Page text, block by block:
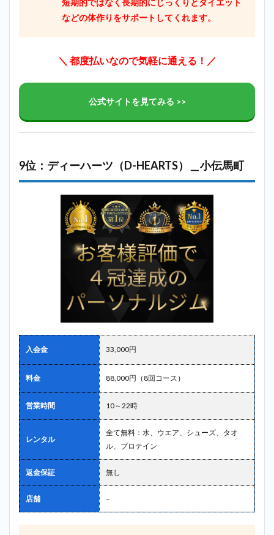
短期的ではなく長期的にじっくりとダイエット
などの体作りをサポートしてくれます。
＼ 都度払いなので気軽に通える！／
公式サイトを見てみる >>
9位：ディーハーツ（D-HEARTS）＿小伝馬町
入会金 33,000円
料金 88,000円（8回コース）
営業時間 10～22時
レンタル
全て無料：水、ウエア、シューズ、タオ
ル、プロテイン
返金保証 無し
店舗 –